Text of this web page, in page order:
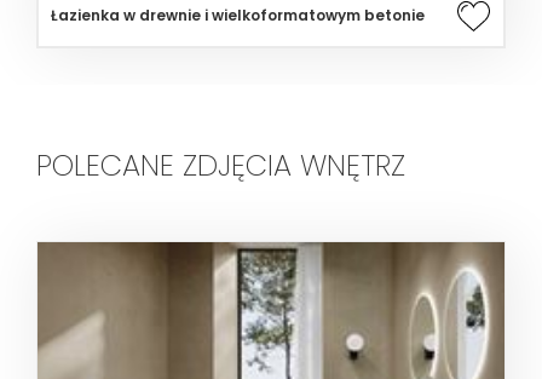
Łazienka w drewnie i wielkoformatowym betonie
POLECANE ZDJĘCIA WNĘTRZ